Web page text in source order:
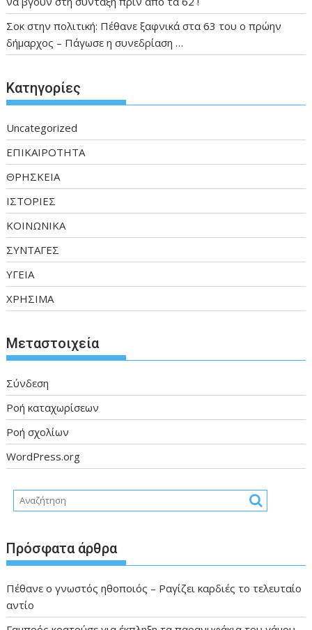
Σοκ στην πολιτική: Πέθανε ξαφνικά στα 63 του ο πρώην
δήμαρχος – Πάγωσε η συνεδρίαση …
Kατηγορίες
Uncategorized
ΕΠΙΚΑΙΡΟΤΗΤΑ
ΘΡΗΣΚΕΙΑ
ΙΣΤΟΡΙΕΣ
ΚΟΙΝΩΝΙΚΑ
ΣΥΝΤΑΓΕΣ
ΥΓΕΙΑ
ΧΡΗΣΙΜΑ
Μεταστοιχεία
Σύνδεση
Ροή καταχωρίσεων
Ροή σχολίων
WordPress.org
Πρόσφατα άρθρα
Πέθανε ο γνωστός ηθοποιός – Ραγίζει καρδιές το τελευταίο
αντίο